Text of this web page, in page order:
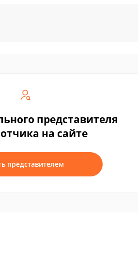
представителя
на сайте
представителем